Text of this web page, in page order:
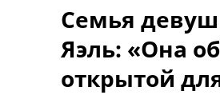
Семья
Яэль: «Она
открытой